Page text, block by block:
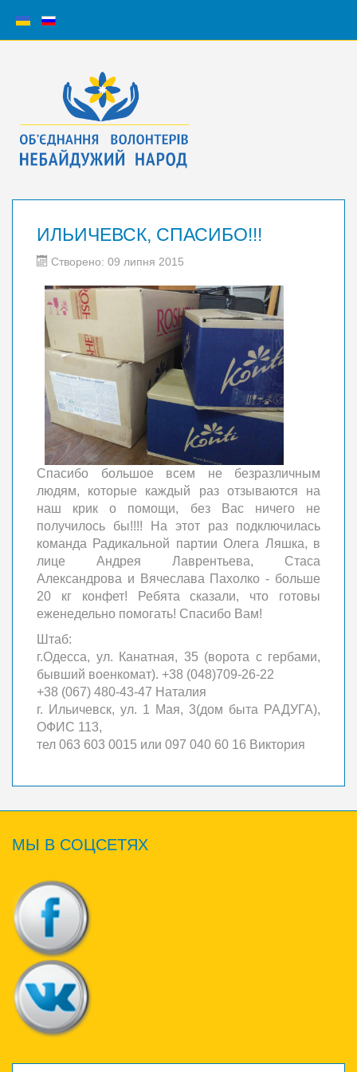
ИЛЬИЧЕВСК, СПАСИБО!!!
Створено: 09 липня 2015
Спасибо большое всем не безразличным
людям, которые каждый раз отзываются на
наш крик о помощи, без Вас ничего не
получилось бы!!!! На этот раз подключилась
команда Радикальной партии Олега Ляшка, в
лице Андрея Лаврентьева, Стаса
Александрова и Вячеслава Пахолко - больше
20 кг конфет! Ребята сказали, что готовы
еженедельно помогать! Спасибо Вам!
Штаб:
г.Одесса, ул. Канатная, 35 (ворота с гербами,
бывший военкомат). +38 (048)709-26-22
+38 (067) 480-43-47 Наталия
г. Ильичевск, ул. 1 Мая, 3(дом быта РАДУГА),
ОФИС 113,
тел 063 603 0015 или 097 040 60 16 Виктория
МЫ В СОЦСЕТЯХ